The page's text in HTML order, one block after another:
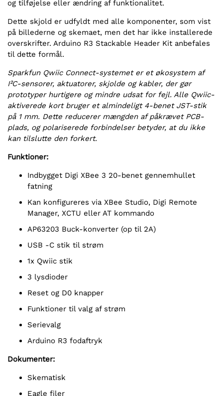
og tilføjelse eller ændring af funktionalitet.
Dette skjold er udfyldt med alle komponenter, som vist
på billederne og skemaet, men det har ikke installerede
overskrifter. Arduino R3 Stackable Header Kit anbefales
til dette formål.
Sparkfun Qwiic Connect-systemet er et økosystem af
I²C-sensorer, aktuatorer, skjolde og kabler, der gør
prototyper hurtigere og mindre udsat for fejl. Alle Qwiic-
aktiverede kort bruger et almindeligt 4-benet JST-stik
på 1 mm. Dette reducerer mængden af påkrævet PCB-
plads, og polariserede forbindelser betyder, at du ikke
kan tilslutte den forkert.
Funktioner:
Indbygget Digi XBee 3 20-benet gennemhullet
fatning
Kan konfigureres via XBee Studio, Digi Remote
Manager, XCTU eller AT kommando
AP63203 Buck-konverter (op til 2A)
USB -C stik til strøm
1x Qwiic stik
3 lysdioder
Reset og D0 knapper
Funktioner til valg af strøm
Serievalg
Arduino R3 fodaftryk
Dokumenter:
Skematisk
Eagle filer